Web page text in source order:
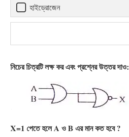
হাইড্রোজেন
নিচের চিত্রটি লক্ষ কর এবং প্রশ্নের উত্তর দাও:
X=1 পেতে হলে A ও B এর মান কত হবে ?